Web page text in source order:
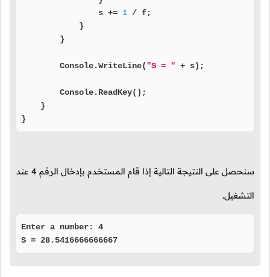
                s +=
1 / f;
            }
        }
        Console.WriteLine(
"S = " + s);
        Console.ReadKey();
    }
}
سنحصل على النتيجة التالية إذا قام المستخدم بإدخال الرقم 4 عند
التشغيل.
Enter a number: 4
S = 28.5416666666667